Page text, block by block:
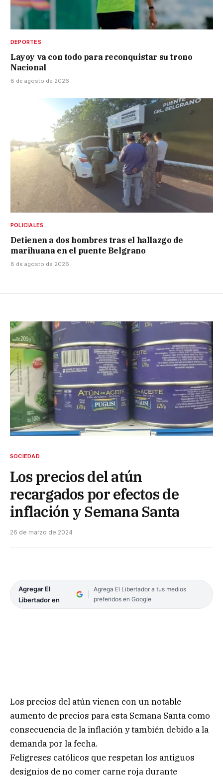
DEPORTES
Layoy va con todo para reconquistar su trono
Nacional
8 de agosto de 2026
POLICIALES
Detienen a dos hombres tras el hallazgo de
marihuana en el puente Belgrano
8 de agosto de 2026
SOCIEDAD
Los precios del atún
recargados por efectos de
inflación y Semana Santa
26 de marzo de 2024
Agregar El
Libertador en
Agrega El Libertador a tus medios
preferidos en Google
Los precios del atún vienen con un notable
aumento de precios para esta Semana Santa como
consecuencia de la inflación y también debido a la
demanda por la fecha.
Feligreses católicos que respetan los antiguos
designios de no comer carne roja durante